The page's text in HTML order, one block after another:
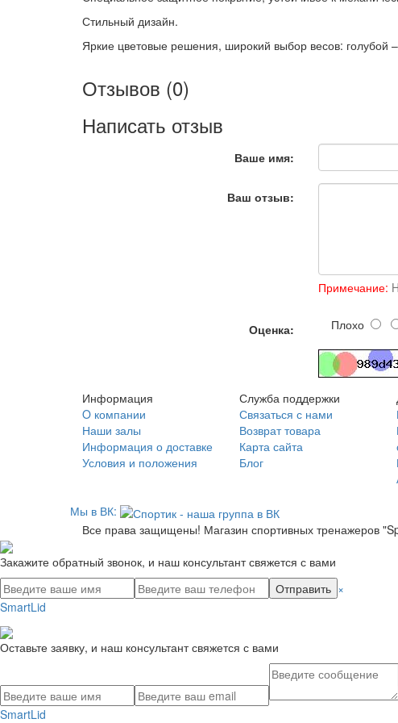
Стильный дизайн.
Яркие цветовые решения, широкий выбор весов: голубой –
Отзывов (0)
Написать отзыв
Ваше имя:
Ваш отзыв:
Примечание:
Оценка: Плохо
Информация
O компании
Наши залы
Информация о доставке
Условия и положения
Служба поддержки
Связаться с нами
Возврат товара
Карта сайта
Блог
Мы в ВК:
Все права защищены! Магазин спортивных тренажеров
Закажите обратный звонок, и наш консультант свяжется с вами
Отправить ×
SmartLid
Оставьте заявку, и наш консультант свяжется с вами
SmartLid